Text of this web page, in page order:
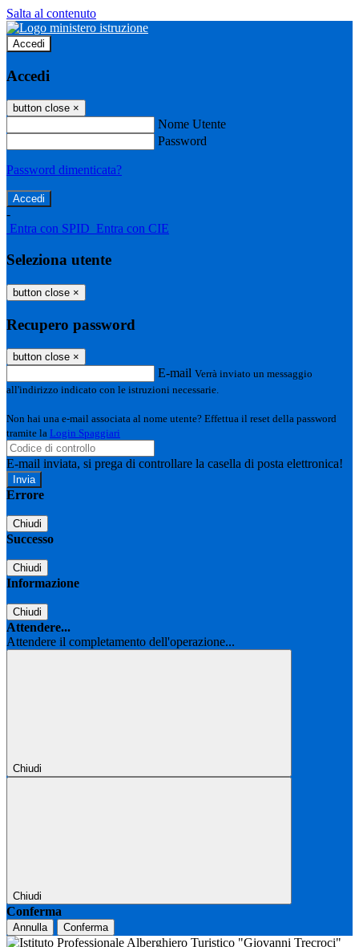
Salta al contenuto
Accedi
Accedi
button close ×
Nome Utente
Password
Password dimenticata?
-
Entra con SPID Entra con CIE
Seleziona utente
button close ×
Recupero password
button close ×
E-mail Verrà inviato un messaggio
all'indirizzo indicato con le istruzioni necessarie.
Non hai una e-mail associata al nome utente? Effettua il reset della password
tramite la Login Spaggiari
E-mail inviata, si prega di controllare la casella di posta elettronica!
Errore
Chiudi
Successo
Chiudi
Informazione
Chiudi
Attendere...
Attendere il completamento dell'operazione...
Chiudi
Chiudi
Conferma
Annulla Conferma